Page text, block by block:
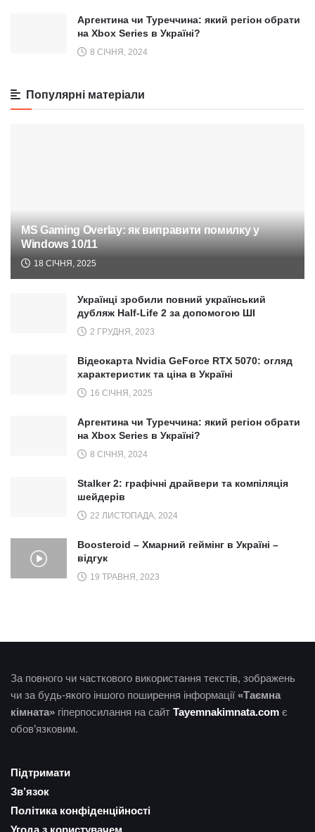
Аргентина чи Туреччина: який регіон обрати
на Xbox Series в Україні?
8 СІЧНЯ, 2024
Популярні матеріали
MS Gaming Overlay: як виправити помилку у
Windows 10/11
18 СІЧНЯ, 2025
Українці зробили повний український
дубляж Half-Life 2 за допомогою ШІ
2 ГРУДНЯ, 2023
Відеокарта Nvidia GeForce RTX 5070: огляд
характеристик та ціна в Україні
16 СІЧНЯ, 2025
Аргентина чи Туреччина: який регіон обрати
на Xbox Series в Україні?
8 СІЧНЯ, 2024
Stalker 2: графічні драйвери та компіляція
шейдерів
22 ЛИСТОПАДА, 2024
Boosteroid – Хмарний геймінг в Україні –
відгук
19 ТРАВНЯ, 2023
За повного чи часткового використання текстів, зображень
чи за будь-якого іншого поширення інформації «Таємна
кімната» гіперпосилання на сайт Tayemnakimnata.com є
обов’язковим.
Підтримати
Зв’язок
Політика конфіденційності
Угода з користувачем